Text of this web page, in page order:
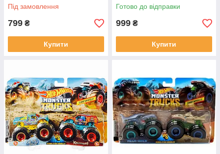
Під замовлення
799 ₴
Купити
Готово до відправки
999 ₴
Купити